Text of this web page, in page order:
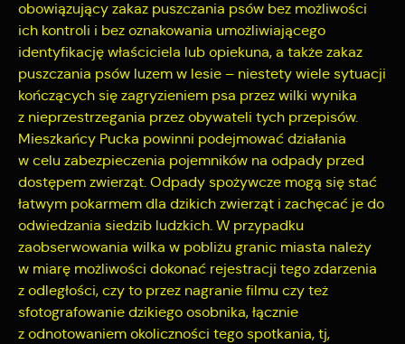
obowiązujący zakaz puszczania psów bez możliwości
ich kontroli i bez oznakowania umożliwiającego
identyfikację właściciela lub opiekuna, a także zakaz
puszczania psów luzem w lesie – niestety wiele sytuacji
kończących się zagryzieniem psa przez wilki wynika
z nieprzestrzegania przez obywateli tych przepisów.
Mieszkańcy Pucka powinni podejmować działania
w celu zabezpieczenia pojemników na odpady przed
dostępem zwierząt. Odpady spożywcze mogą się stać
łatwym pokarmem dla dzikich zwierząt i zachęcać je do
odwiedzania siedzib ludzkich. W przypadku
zaobserwowania wilka w pobliżu granic miasta należy
w miarę możliwości dokonać rejestracji tego zdarzenia
z odległości, czy to przez nagranie filmu czy też
sfotografowanie dzikiego osobnika, łącznie
z odnotowaniem okoliczności tego spotkania, tj,
Promocyjne pliki cookies służą do prezentowania Ci naszych
komunikatów na podstawie analizy Twoich upodobań oraz
Twoich zwyczajów dotyczących przeglądanej witryny
internetowej. Treści promocyjne mogą pojawić się na
stronach podmiotów trzecich lub firm będących naszymi
partnerami oraz innych dostawców usług. Firmy te działają w
charakterze pośredników prezentujących nasze treści w
postaci wiadomości, ofert, komunikatów mediów
społecznościowych.
Więcej